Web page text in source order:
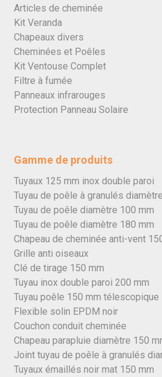
Articles de cheminée
Kit Veranda
Chapeaux divers
Cheminées et Poêles
Kit Ventouse Complet
Filtre à fumée
Panneaux infrarouges
Protection Panneau Solaire
Gamme de produits
Tuyaux 125 mm inox double paroi
Tuyau de poêle à granulés
Tuyau de poêle diamètre 100 mm
Tuyau de poêle diamètre 180 mm
Chapeau de cheminée anti-vent
Grille anti oiseaux
Clé de tirage 150 mm
Tuyau inox double paroi 200 mm
Tuyau poêle 150 mm télescopique
Flexible solin EPDM noir
Couchon conduit cheminée
Chapeau parapluie diamètre 150
Joint tuyau de poêle à granulés
Tuyaux émaillés noir mat 150 mm